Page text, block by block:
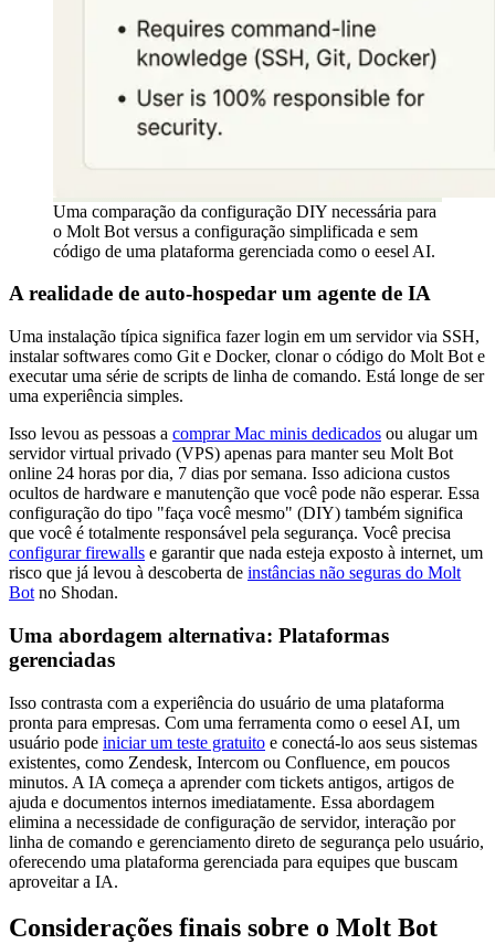
Uma comparação da configuração DIY necessária para
o Molt Bot versus a configuração simplificada e sem
código de uma plataforma gerenciada como o eesel AI.
A realidade de auto-hospedar um agente de IA
Uma instalação típica significa fazer login em um servidor via SSH,
instalar softwares como Git e Docker, clonar o código do Molt Bot e
executar uma série de scripts de linha de comando. Está longe de ser
uma experiência simples.
Isso levou as pessoas a comprar Mac minis dedicados ou alugar um
servidor virtual privado (VPS) apenas para manter seu Molt Bot
online 24 horas por dia, 7 dias por semana. Isso adiciona custos
ocultos de hardware e manutenção que você pode não esperar. Essa
configuração do tipo "faça você mesmo" (DIY) também significa
que você é totalmente responsável pela segurança. Você precisa
configurar firewalls e garantir que nada esteja exposto à internet, um
risco que já levou à descoberta de instâncias não seguras do Molt
Bot no Shodan.
Uma abordagem alternativa: Plataformas
gerenciadas
Isso contrasta com a experiência do usuário de uma plataforma
pronta para empresas. Com uma ferramenta como o eesel AI, um
usuário pode iniciar um teste gratuito e conectá-lo aos seus sistemas
existentes, como Zendesk, Intercom ou Confluence, em poucos
minutos. A IA começa a aprender com tickets antigos, artigos de
ajuda e documentos internos imediatamente. Essa abordagem
elimina a necessidade de configuração de servidor, interação por
linha de comando e gerenciamento direto de segurança pelo usuário,
oferecendo uma plataforma gerenciada para equipes que buscam
aproveitar a IA.
Considerações finais sobre o Molt Bot